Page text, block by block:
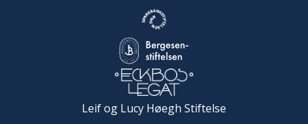
Leif og Lucy Høegh Stiftelse